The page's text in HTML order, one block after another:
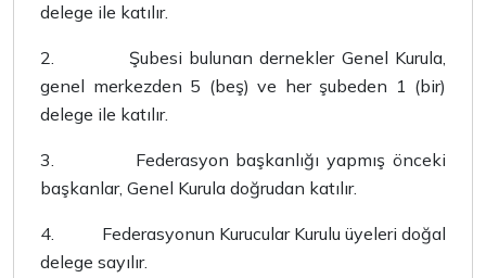
delege ile katılır.
2.
Şubesi bulunan dernekler Genel Kurula,
genel merkezden 5 (beş) ve her şubeden 1 (bir)
delege ile katılır.
3.
Federasyon başkanlığı yapmış önceki
başkanlar, Genel Kurula doğrudan katılır.
4.
Federasyonun Kurucular Kurulu üyeleri doğal
delege sayılır.